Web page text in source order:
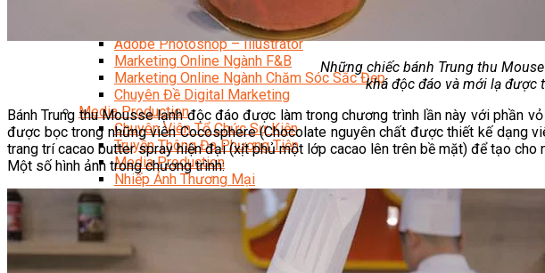
Digital Marketing Foundation
Bán Hàng Đa Kênh
Adobe Photoshop – Illustrator
Marketing Online Ngành F&B
Marketing Online Ngành Chăm Sóc Sắc Đẹp
Chuyên Đề Digital Marketing
Media Production
Chuyên Viên Tổ Chức Sự Kiện
Truyền Thông Đa Phương Tiện
Media Production
Nhiếp Ảnh Thương Mại
Sản Xuất Phim Kỹ Thuật Số
Biên Tập Video Cơ Bản Với Capcut
Dựng Phim Cơ Bản Với Adobe Premiere Pro
Sức Khỏe
Kỹ Thuật Viên Xoa Bóp Ấn Huyệt Trị Liệu
Những chiếc bánh Trung thu
khá độc đáo và mới lạ
Bánh Trung thu Mousse lạnh độc đáo được làm trong chương trình lần này với phần
được bọc trong những viên Cocosphere (Chocolate nguyên chất được thiết kế dạng
trang trí cacao butter spray hiện đại (xịt phủ một lớp cacao lên trên bề mặt) để tạo cho
Một số hình ảnh trong chương trình: